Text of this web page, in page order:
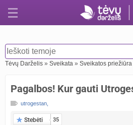
Tėvų Darželis » Sveikata » Sveikatos
Pagalbos! Kur gauti
utrogestan
Stebėti 35